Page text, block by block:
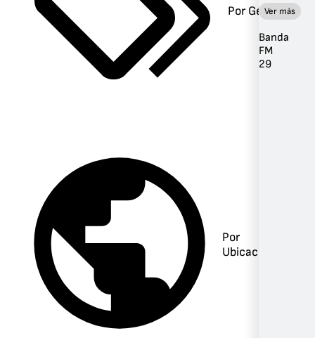
Por Género
Por
Ubicación
Ver más
Banda
FM
29